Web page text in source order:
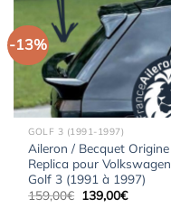
-13%
GOLF 3 (1991-1997)
Aileron / Becquet Origine
Replica pour Volkswagen
Golf 3 (1991 à 1997)
159,00€ Le
139,00€Le